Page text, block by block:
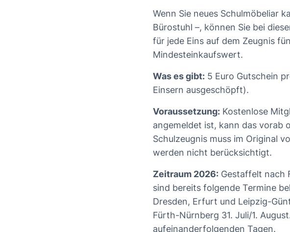
Wenn Sie neues Schulmöbeliar
Bürostuhl –, können Sie bei
für jede Eins auf dem Zeugnis
Mindesteinkaufswert.
Was es gibt: 5 Euro Gutschein
Einsern ausgeschöpft).
Voraussetzung: Kostenlose
angemeldet ist, kann das vorab
Schulzeugnis muss im Original
werden nicht berücksichtigt.
Zeitraum 2026: Gestaffelt nach
sind bereits folgende Termine
Dresden, Erfurt und Leipzig-
Fürth-Nürnberg 31. Juli/1.
aufeinanderfolgenden Tagen.